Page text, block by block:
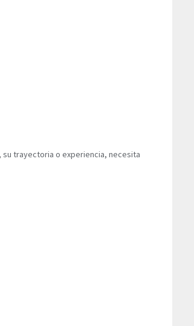
trayectoria o experiencia, necesita